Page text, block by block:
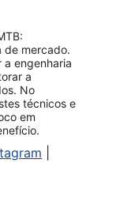
de mercado.
a engenharia
a
No
técnicos e
em